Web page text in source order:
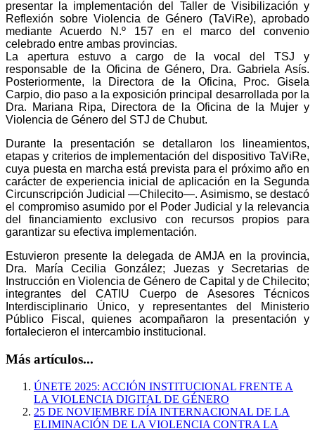
presentar la implementación del Taller de Visibilización y
Reflexión sobre Violencia de Género (TaViRe), aprobado
mediante Acuerdo N.º 157 en el marco del convenio
celebrado entre ambas provincias.
La apertura estuvo a cargo de la vocal del TSJ y
responsable de la Oficina de Género, Dra. Gabriela Asís.
Posteriormente, la Directora de la Oficina, Proc. Gisela
Carpio, dio paso a la exposición principal desarrollada por la
Dra. Mariana Ripa, Directora de la Oficina de la Mujer y
Violencia de Género del STJ de Chubut.
Durante la presentación se detallaron los lineamientos,
etapas y criterios de implementación del dispositivo TaViRe,
cuya puesta en marcha está prevista para el próximo año en
carácter de experiencia inicial de aplicación en la Segunda
Circunscripción Judicial —Chilecito—. Asimismo, se destacó
el compromiso asumido por el Poder Judicial y la relevancia
del financiamiento exclusivo con recursos propios para
garantizar su efectiva implementación.
Estuvieron presente la delegada de AMJA en la provincia,
Dra. María Cecilia González; Juezas y Secretarias de
Instrucción en Violencia de Género de Capital y de Chilecito;
integrantes del CATIU Cuerpo de Asesores Técnicos
Interdisciplinario Único, y representantes del Ministerio
Público Fiscal, quienes acompañaron la presentación y
fortalecieron el intercambio institucional.
Más artículos...
ÚNETE 2025: ACCIÓN INSTITUCIONAL FRENTE A
LA VIOLENCIA DIGITAL DE GÉNERO
25 DE NOVIEMBRE DÍA INTERNACIONAL DE LA
ELIMINACIÓN DE LA VIOLENCIA CONTRA LA